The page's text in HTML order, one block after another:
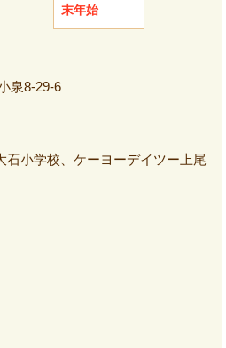
末年始
泉8-29-6
石小学校、ケーヨーデイツー上尾